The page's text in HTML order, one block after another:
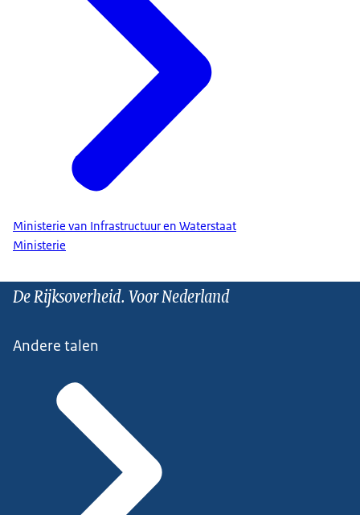
Ministerie van Infrastructuur en Waterstaat
Ministerie
De Rijksoverheid. Voor Nederland
Andere talen